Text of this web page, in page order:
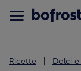
Ricette Dolci e